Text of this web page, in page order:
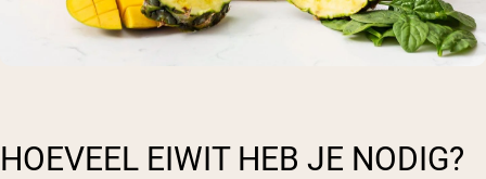
HOEVEEL EIWIT HEB JE NODIG?